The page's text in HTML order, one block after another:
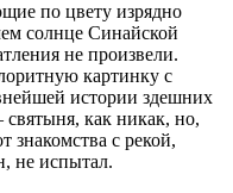
по цвету изрядно
солнце Синайской
не произвели.
картинку с
истории здешних
святыня, как никак, но,
знакомства с рекой,
не испытал.